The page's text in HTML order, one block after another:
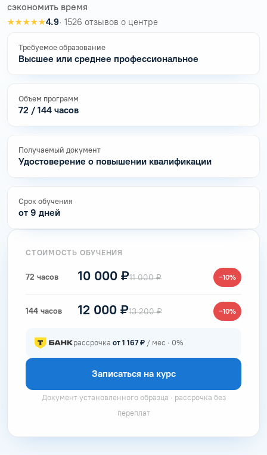
сэкономить время
★★★★★4.9· 1526 отзывов о центре
Требуемое образование
Высшее или среднее профессиональное
Объем программ
72 / 144 часов
Получаемый документ
Удостоверение о повышении квалификации
Срок обучения
от 9 дней
СТОИМОСТЬ ОБУЧЕНИЯ
72 часов 10 000 ₽11 000 ₽ −10%
144 часов 12 000 ₽13 200 ₽ −10%
рассрочка от 1 167 ₽ / мес · 0%
Записаться на курс
Документ установленного образца · рассрочка без
переплат